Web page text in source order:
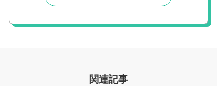
関連記事